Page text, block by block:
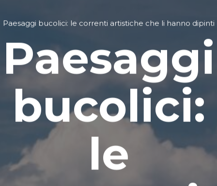
Paesaggi bucolici: le correnti artistiche che li hanno dipinti
Paesaggi
bucolici:
le